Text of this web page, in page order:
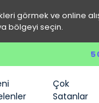
görmek ve online
bölgeyi seçin.
Çok
Satanlar